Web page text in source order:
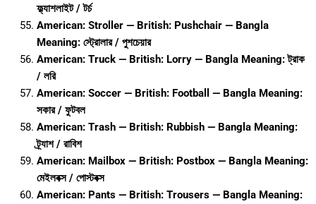
ফ্ল্যাশলাইট / টর্চ
American: Stroller — British: Pushchair — Bangla
Meaning: স্ট্রোলার / পুশচেয়ার
American: Truck — British: Lorry — Bangla Meaning: ট্রাক
/ লরি
American: Soccer — British: Football — Bangla Meaning:
সকার / ফুটবল
American: Trash — British: Rubbish — Bangla Meaning:
ট্র্যাশ / রাবিশ
American: Mailbox — British: Postbox — Bangla Meaning:
মেইলবক্স / পোস্টবক্স
American: Pants — British: Trousers — Bangla Meaning: